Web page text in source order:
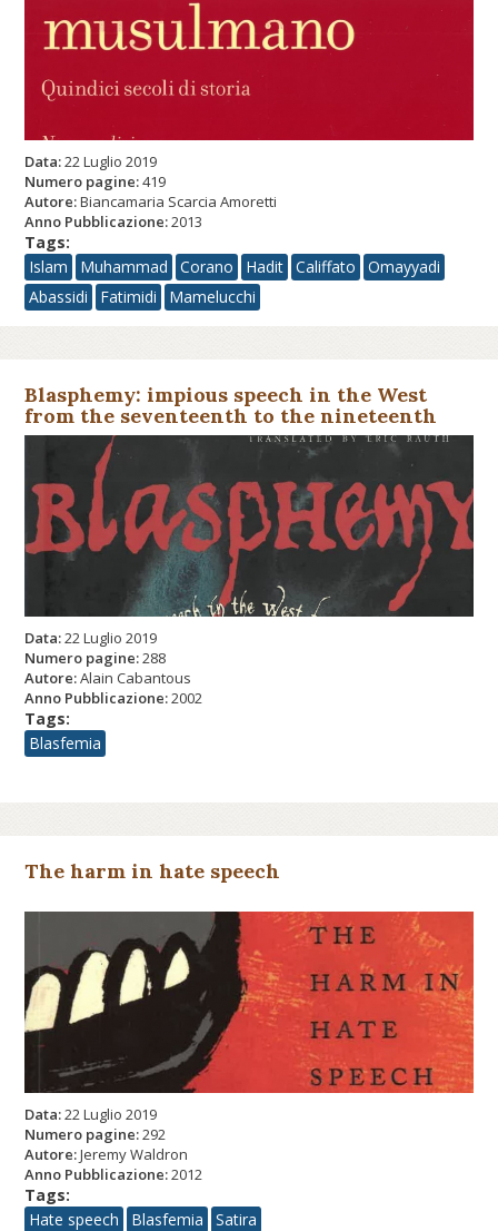
Data:22 Luglio 2019
Numero pagine:419
Autore:Biancamaria Scarcia Amoretti
Anno Pubblicazione:2013
Tags:
Islam
Muhammad Corano Hadit Califfato
Omayyadi
Abassidi
Fatimidi Mamelucchi
Blasphemy: impious speech in the West
from the seventeenth to the nineteenth
century
Data:22 Luglio 2019
Numero pagine:288
Autore:Alain Cabantous
Anno Pubblicazione:2002
Tags:
Blasfemia
The harm in hate speech
Data:22 Luglio 2019
Numero pagine:292
Autore:Jeremy Waldron
Anno Pubblicazione:2012
Tags:
Hate speech
Blasfemia Satira